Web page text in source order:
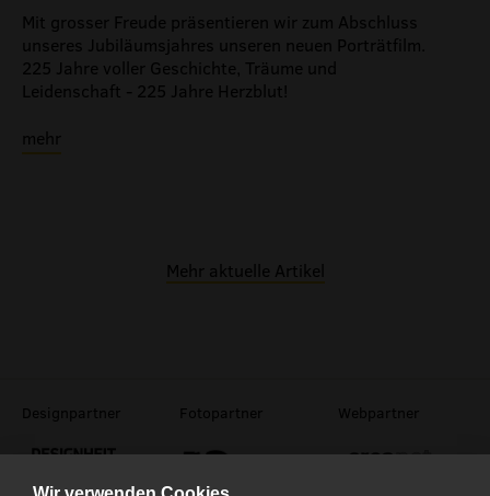
Mit grosser Freude präsentieren wir zum Abschluss
unseres Jubiläumsjahres unseren neuen Porträtfilm.
225 Jahre voller Geschichte, Träume und
Leidenschaft - 225 Jahre Herzblut!
mehr
Mehr aktuelle Artikel
Designpartner Fotopartner Webpartner